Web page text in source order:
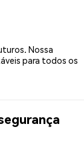
Nossa
para todos os